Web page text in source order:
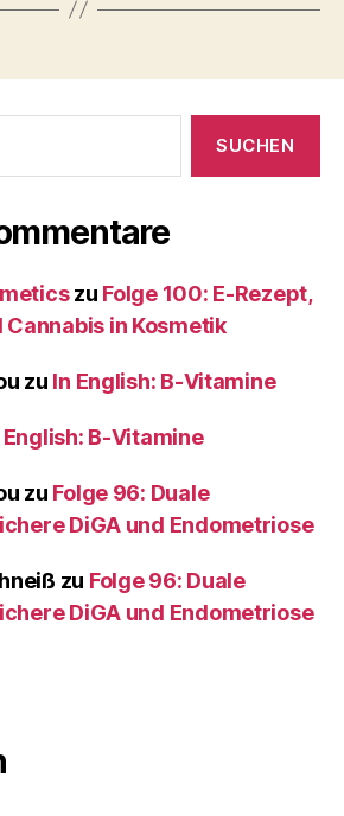
zu Folge 100: E-Rezept,
Cannabis in Kosmetik
zu In English: B-Vitamine
English: B-Vitamine
zu Folge 96: Duale
DiGA und Endometriose
zu Folge 96: Duale
DiGA und Endometriose